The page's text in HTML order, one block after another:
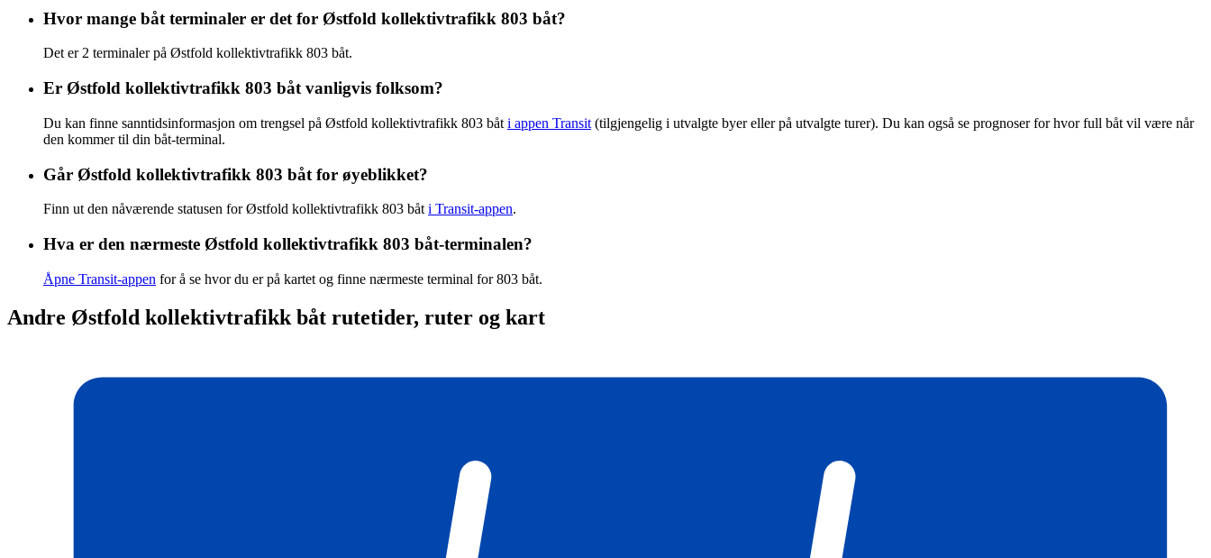
Hvor mange båt terminaler er det for Østfold kollektivtrafikk 803 båt?
Det er 2 terminaler på Østfold kollektivtrafikk 803 båt.
Er Østfold kollektivtrafikk 803 båt vanligvis folksom?
Du kan finne sanntidsinformasjon om trengsel på Østfold kollektivtrafikk 803 båt i appen Transit (tilgjengelig i utvalgte byer eller på utvalgte turer). Du kan også se prognoser for hvor full båt vil være når
den kommer til din båt-terminal.
Går Østfold kollektivtrafikk 803 båt for øyeblikket?
Finn ut den nåværende statusen for Østfold kollektivtrafikk 803 båt i Transit-appen.
Hva er den nærmeste Østfold kollektivtrafikk 803 båt-terminalen?
Åpne Transit-appen for å se hvor du er på kartet og finne nærmeste terminal for 803 båt.
Andre Østfold kollektivtrafikk båt rutetider, ruter og kart